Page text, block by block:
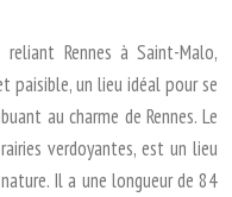
reliant Rennes à Saint-Malo,
paisible, un lieu idéal pour se
au charme de Rennes. Le
verdoyantes, est un lieu
Il a une longueur de 84